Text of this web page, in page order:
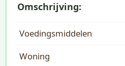
Omschrijving:
Voedingsmiddelen
Woning